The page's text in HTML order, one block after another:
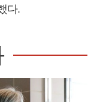
다.